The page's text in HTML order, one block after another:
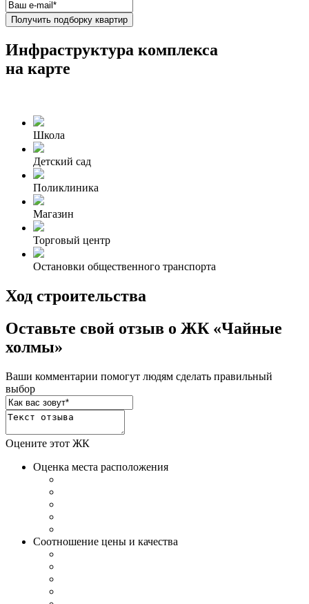
Получить подборку квартир
Инфраструктура комплекса
на карте
Школа
Детский сад
Поликлиника
Магазин
Торговый центр
Остановки общественного транспорта
Ход строительства
Оставьте свой отзыв о ЖК «Чайные
холмы»
Ваши комментарии помогут людям сделать правильный
выбор
Оцените этот ЖК
Оценка места расположения
Соотношение цены и качества